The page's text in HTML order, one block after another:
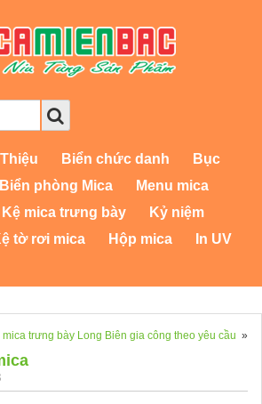
Biển chức danh
Bục
Biển phòng Mica
Menu mica
Kệ mica trưng bày
Kỷ niệm
tờ rơi mica Hộp mica
In UV
mica trưng bày Long Biên gia công theo yêu cầu »